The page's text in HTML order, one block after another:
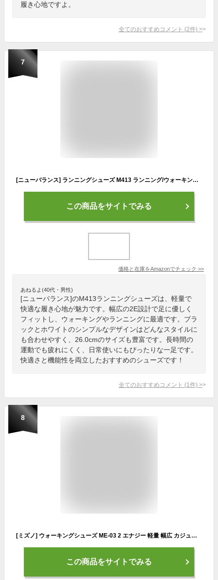
履き心地ですよ。
全てのおすすめコメント (2件) >
7
[ニューバランス] ランニングシューズ M413 ランニング/ウォーキング/幅広/軽量 メンズ LK3(BLACK/WHITE) 26.0 cm 2E
この商品をサイトでみる
価格と在庫をAmazonでチェック >>
あねるよ(40代・男性)
[ニューバランス]のM413ランニングシューズは、軽量で
快適な履き心地が魅力です。幅広の2E設計で足に優しく
フィットし、ウォーキングやランニングに最適です。ブラ
ックとホワイトのシンプルなデザインはどんなスタイルに
も合わせやすく、26.0cmのサイズも豊富です。長時間の
運動でも疲れにくく、日常使いにもぴったりな一足です。
快適さと機能性を両立したおすすめのシューズです！
全てのおすすめコメント (1 件) >
8
[ミズノ] ウォーキングシューズ ME-03 2 エナジー 軽量 幅広 カジュアル スニーカー ブラック/ライム 25.0 cm 3E
この商品をサイトでみる